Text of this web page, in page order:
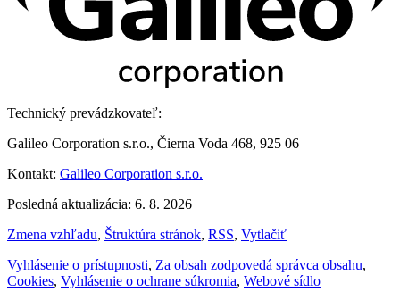
Technický prevádzkovateľ:
Galileo Corporation s.r.o., Čierna Voda 468, 925 06
Kontakt: Galileo Corporation s.r.o.
Posledná aktualizácia: 6. 8. 2026
Zmena vzhľadu, Štruktúra stránok, RSS, Vytlačiť
Vyhlásenie o prístupnosti, Za obsah zodpovedá správca obsahu,
Cookies, Vyhlásenie o ochrane súkromia, Webové sídlo